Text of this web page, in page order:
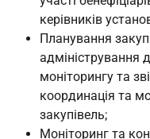
керівників
Планування
адміністрування
моніторингу та
координація та
закупівель;
Моніторинг та